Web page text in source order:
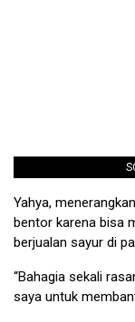
Yahya,
bentor karena bisa
berjualan sayur di
“Bahagia sekali
saya untuk